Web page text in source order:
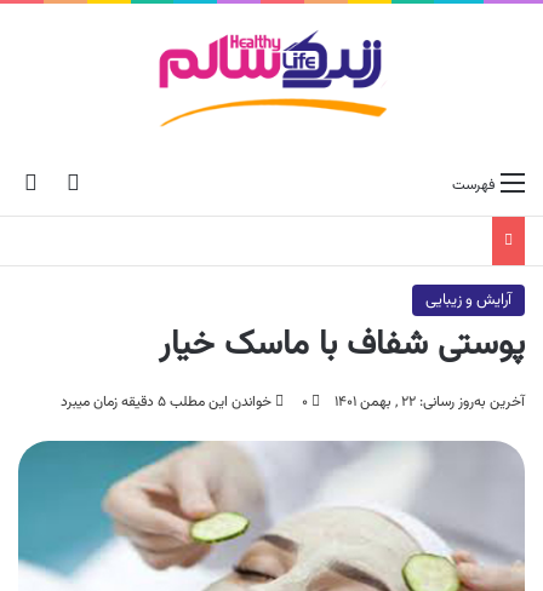
skin فهرست
آرایش و زیبایی
پوستی شفاف با ماسک خیار
آخرین به‌روز رسانی: ۲۲ , بهمن ۱۴۰۱ ۰ خواندن این مطلب ۵ دقیقه زمان میبرد